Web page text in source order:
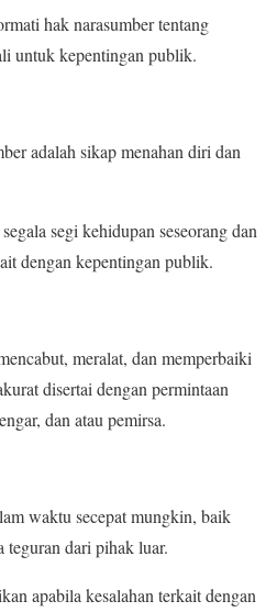
hak narasumber tentang
untuk kepentingan publik.
adalah sikap menahan diri dan
segi kehidupan seseorang dan
dengan kepentingan publik.
meralat, dan memperbaiki
disertai dengan permintaan
dan atau pemirsa.
waktu secepat mungkin, baik
teguran dari pihak luar.
apabila kesalahan terkait dengan